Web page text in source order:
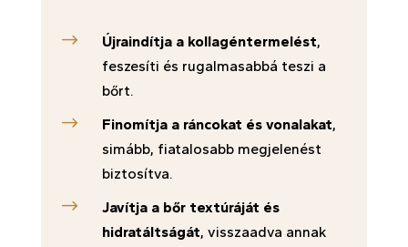
$ Újraindítja a kollagéntermelést,
feszesíti és rugalmasabbá teszi a
bőrt.
$ Finomítja a ráncokat és vonalakat,
simább, fiatalosabb megjelenést
biztosítva.
$
Javítja a bőr textúráját és
hidratáltságát, visszaadva annak